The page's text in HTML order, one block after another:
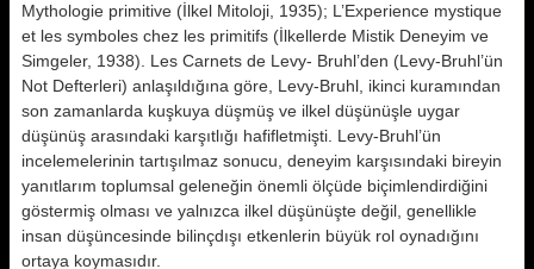
Mythologie primitive (İlkel Mitoloji, 1935); L’Experience mystique
et les symboles chez les primitifs (İlkellerde Mistik Deneyim ve
Simge­ler, 1938). Les Carnets de Levy- Bruhl’den (Levy-Bruhl’ün
Not Defter­leri) anlaşıldığına göre, Levy-Bruhl, ikinci kuramından
son zamanlarda kuşkuya düşmüş ve ilkel düşünüşle uy­gar
düşünüş arasındaki karşıtlığı hafifletmişti. Levy-Bruhl’ün
incelemelerinin tartışıl­maz sonucu, deneyim karşısındaki bi­reyin
yanıtlarım toplumsal gelene­ğin önemli ölçüde biçimlendirdiğini
göstermiş olması ve yalnızca ilkel dü­şünüşte değil, genellikle
insan düşün­cesinde bilinçdışı etkenlerin büyük rol oynadığını
ortaya koymasıdır.